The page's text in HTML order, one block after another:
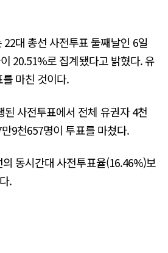
대 총선 사전투표 둘째날인 6일
20.51%로 집계됐다고 밝혔다. 유
마친 것이다.
된 사전투표에서 전체 유권자 4천
9천657명이 투표를 마쳤다.
동시간대 사전투표율(16.46%)보
.